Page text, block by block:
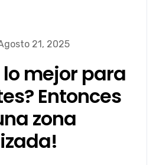
21, 2025
lo mejor para
Entonces
zona